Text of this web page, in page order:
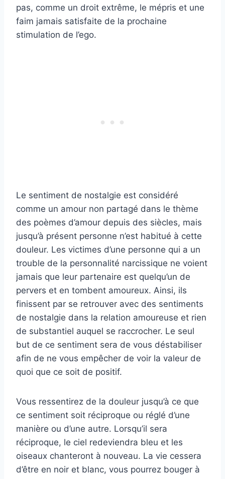
pas, comme un droit extrême, le mépris et une
faim jamais satisfaite de la prochaine
stimulation de l’ego.
Le sentiment de nostalgie est considéré
comme un amour non partagé dans le thème
des poèmes d’amour depuis des siècles, mais
jusqu’à présent personne n’est habitué à cette
douleur. Les victimes d’une personne qui a un
trouble de la personnalité narcissique ne voient
jamais que leur partenaire est quelqu’un de
pervers et en tombent amoureux. Ainsi, ils
finissent par se retrouver avec des sentiments
de nostalgie dans la relation amoureuse et rien
de substantiel auquel se raccrocher. Le seul
but de ce sentiment sera de vous déstabiliser
afin de ne vous empêcher de voir la valeur de
quoi que ce soit de positif.
Vous ressentirez de la douleur jusqu’à ce que
ce sentiment soit réciproque ou réglé d’une
manière ou d’une autre. Lorsqu’il sera
réciproque, le ciel redeviendra bleu et les
oiseaux chanteront à nouveau. La vie cessera
d’être en noir et blanc, vous pourrez bouger à